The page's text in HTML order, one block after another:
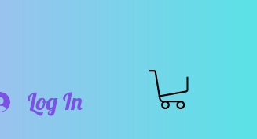
Log In